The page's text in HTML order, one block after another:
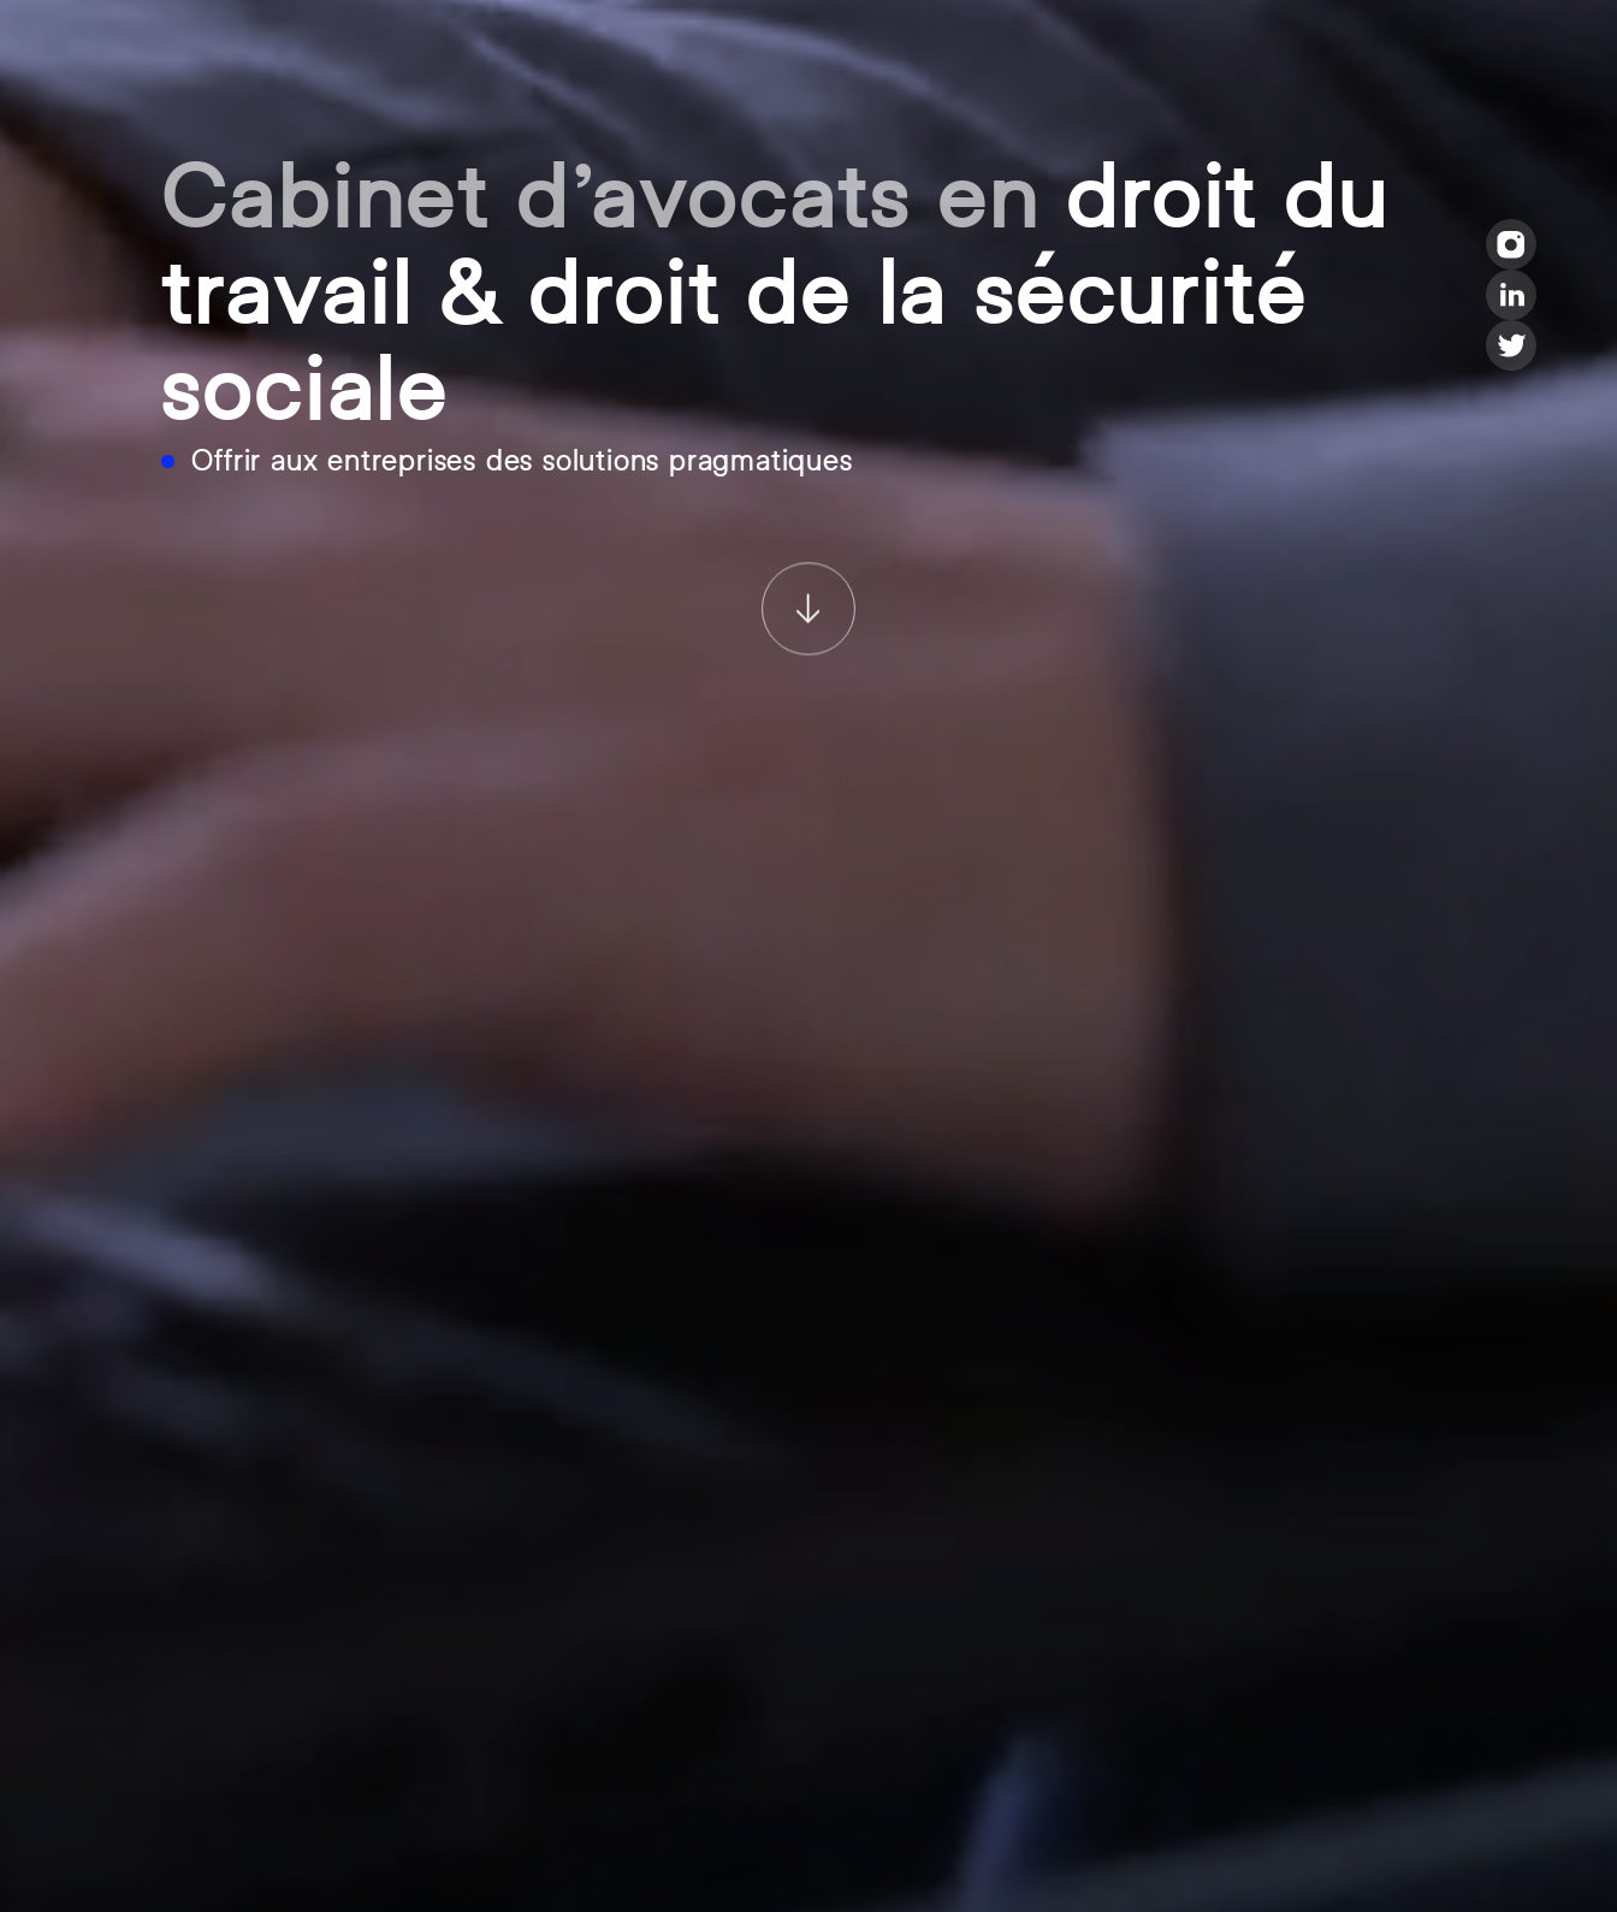
Cabinet d’avocats endroit du
travail & droit de la sécurité
sociale
Offrir aux entreprises des solutions pragmatiques